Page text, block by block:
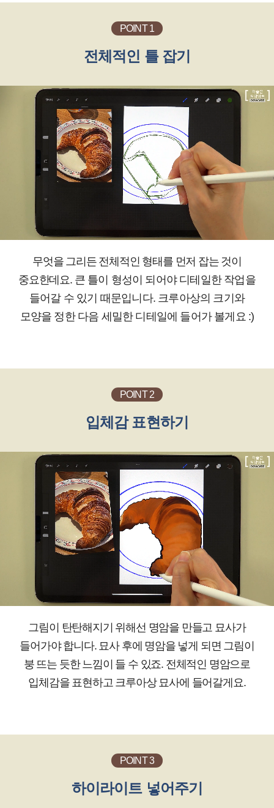
POINT 1
전체적인 틀 잡기
무엇을 그리든 전체적인 형태를 먼저 잡는 것이
중요한데요. 큰 틀이 형성이 되어야 디테일한 작업을
들어갈 수 있기 때문입니다. 크루아상의 크기와
모양을 정한 다음 세밀한 디테일에 들어가 볼게요 :)
POINT 2
입체감 표현하기
그림이 탄탄해지기 위해선 명암을 만들고 묘사가
들어가야 합니다. 묘사 후에 명암을 넣게 되면 그림이
붕 뜨는 듯한 느낌이 들 수 있죠. 전체적인 명암으로
입체감을 표현하고 크루아상 묘사에 들어갈게요.
POINT 3
하이라이트 넣어주기